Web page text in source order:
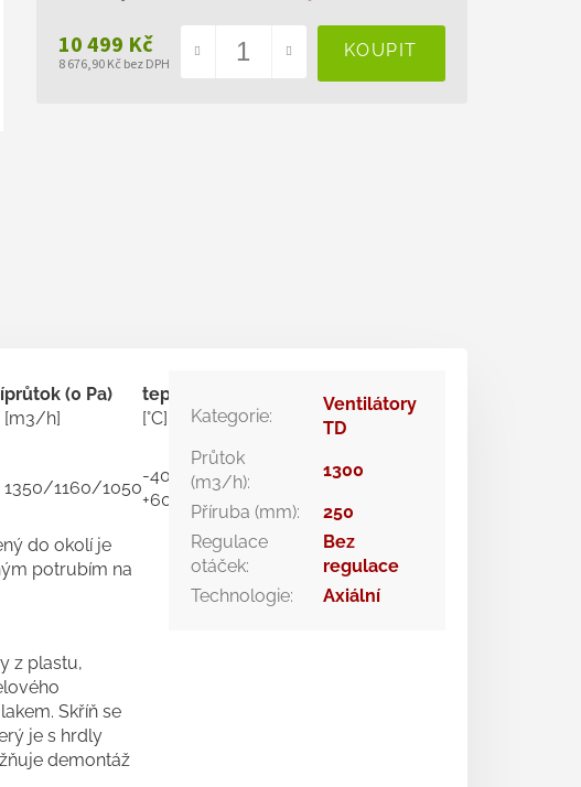
10 499 Kč
8 676,90 Kč bez DPH
průtok (0 Pa)
[m3/h]
teplota
[°C]
připojení
[mm]
hmotnost
regulátor
1350/1160/1050
-40 až
+60
250
REB 1;
do okolí je
potrubím na
z plastu,
Skříň se
je s hrdly
demontáž
Kategorie:
Ventilátory
TD
Průtok
(m3/h):
1300
Příruba (mm):
250
Regulace
otáček:
Bez
regulace
Technologie: Axiální